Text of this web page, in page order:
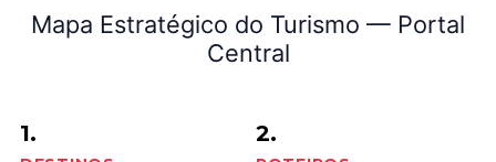
Mapa Estratégico do Turismo — Portal
Central
1. 2.